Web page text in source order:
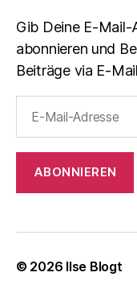
Gib Deine E-Mail-
abonnieren und
Beiträge via E-
Mail-
Adresse
ABONNIEREN
© 2026 Ilse Blogt